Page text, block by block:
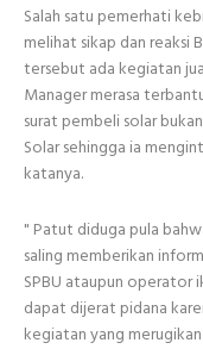
Salah satu pemerhati
melihat sikap dan reaksi
tersebut ada kegiatan
Manager merasa
surat pembeli solar
Solar sehingga ia
katanya.
" Patut diduga pula
saling memberikan
SPBU ataupun operator
dapat dijerat pidana
kegiatan yang